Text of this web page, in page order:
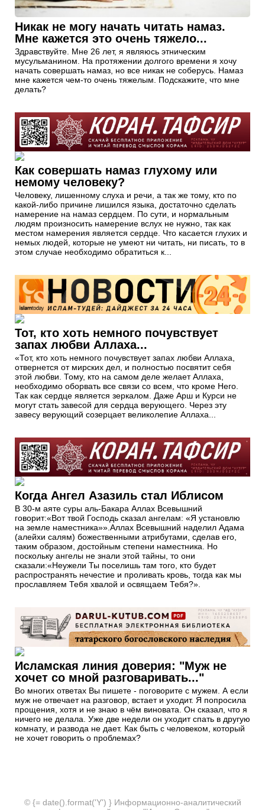
Никак не могу начать читать намаз.
Мне кажется это очень тяжело...
Здравствуйте. Мне 26 лет, я являюсь этническим
мусульманином. На протяжении долгого времени я хочу
начать совершать намаз, но все никак не соберусь. Намаз
мне кажется чем-то очень тяжелым. Подскажите, что мне
делать?
Как совершать намаз глухому или
немому человеку?
Человеку, лишенному слуха и речи, а так же тому, кто по
какой-либо причине лишился языка, достаточно сделать
намерение на намаз сердцем. По сути, и нормальным
людям произносить намерение вслух не нужно, так как
местом намерения является сердце. Что касается глухих и
немых людей, которые не умеют ни читать, ни писать, то в
этом случае необходимо обратиться к...
Тот, кто хоть немного почувствует
запах любви Аллаха...
«Тот, кто хоть немного почувствует запах любви Аллаха,
отвернется от мирских дел, и полностью посвятит себя
этой любви. Тому, кто на самом деле желает Аллаха,
необходимо оборвать все связи со всем, что кроме Него.
Так как сердце является зеркалом. Даже Арш и Курси не
могут стать завесой для сердца верующего. Через эту
завесу верующий созерцает великолепие Аллаха...
Когда Ангел Азазиль стал Иблисом
В 30-м аяте суры аль-Бакара Аллах Всевышний
говорит:«Вот твой Господь сказал ангелам: «Я установлю
на земле наместника»».Аллах Всевышний наделил Адама
(алейхи салям) божественными атрибутами, сделав его,
таким образом, достойным степени наместника. Но
поскольку ангелы не знали этой тайны, то они
сказали:«Неужели Ты поселишь там того, кто будет
распространять нечестие и проливать кровь, тогда как мы
прославляем Тебя хвалой и освящаем Тебя?».
Исламская линия доверия: "Муж не
хочет со мной разговаривать..."
Во многих ответах Вы пишете - поговорите с мужем. А если
муж не отвечает на разговор, встает и уходит. Я попросила
прощения, хотя и не знаю в чём виновата. Он сказал, что я
ничего не делала. Уже две недели он уходит спать в другую
комнату, и развода не дает. Как быть с человеком, который
не хочет говорить о проблемах?
© {= date().format('Y') } Информационно-аналитический